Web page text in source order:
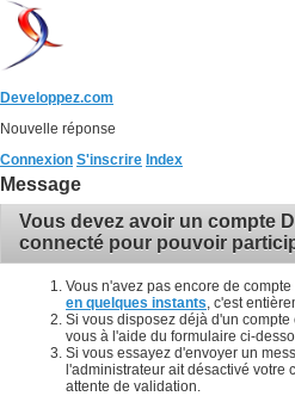
Developpez.com
Nouvelle réponse
Connexion S'inscrire Index
Message
Vous devez avoir un compte
connecté pour pouvoir
Vous n'avez pas encore de
en quelques instants , c'est
Si vous disposez déjà d'un
vous à l'aide du formulaire ci-
Si vous essayez d'envoyer un
l'administrateur ait désactivé votre
attente de validation.